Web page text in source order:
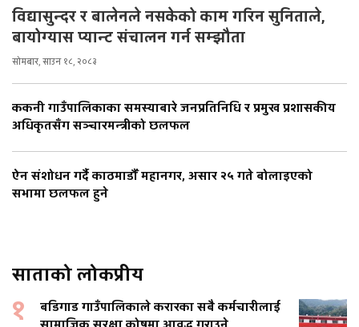
विद्यासुन्दर र बालेनले नसकेको काम गरिन सुनिताले,
बायोग्यास प्यान्ट संचालन गर्न सम्झौता
सोमबार, साउन १८, २०८३
ककनी गाउँपालिकाका समस्याबारे जनप्रतिनिधि र प्रमुख प्रशासकीय
अधिकृतसँग सञ्चारमन्त्रीको छलफल
ऐन संशोधन गर्दै काठमाडौँ महानगर, असार २५ गते बोलाइएको
सभामा छलफल हुने
साताको लोकप्रीय
१
बडिगाड गाउँपालिकाले करारका सबै कर्मचारीलाई